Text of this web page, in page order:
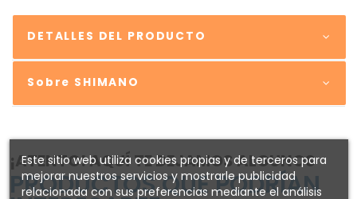
DETALLES DEL PRODUCTO
Sobre SHIMANO
¡ATENTO! AQUÍ TE DEJAMOS ALGUNOS
PRODUCTOS QUE PODRÍAN
Este sitio web utiliza cookies propias y de terceros para
mejorar nuestros servicios y mostrarle publicidad
relacionada con sus preferencias mediante el análisis